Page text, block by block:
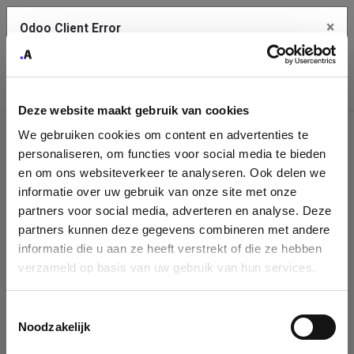
Deze website maakt gebruik van cookies
We gebruiken cookies om content en advertenties te
personaliseren, om functies voor social media te bieden
en om ons websiteverkeer te analyseren. Ook delen we
informatie over uw gebruik van onze site met onze
partners voor social media, adverteren en analyse. Deze
partners kunnen deze gegevens combineren met andere
informatie die u aan ze heeft verstrekt of die ze hebben
verzameld op basis van uw gebruik van hun services.
Noodzakelijk
Company
Identification
Please fill in your company details
You can search a company in our database by name, VAT or
enterprise ID. When a company is selected it will auto-complete the
form. If you don't find your company in our database, you can create
Odoo Client Error ×
service.
See details
Ok